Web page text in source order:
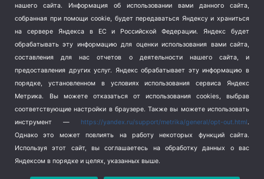
Школа и спорт (2)
Экология (8)
Экономика (1172)
Copyright © 2026
нашего сайта. Информация об использовании вами данного сайта,
собранная при помощи cookie, будет передаваться Яндексу и храниться
на сервере Яндекса в ЕС и Российской Федерации. Яндекс будет
обрабатывать эту информацию для оценки использования вами сайта,
составления для нас отчетов о деятельности нашего сайта, и
предоставления других услуг. Яндекс обрабатывает эту информацию в
порядке, установленном в условиях использования сервиса Яндекс
Метрика.
Вы можете отказаться от использования cookies, выбрав
соответствующие настройки в браузере. Также вы можете использовать
инструмент — https://yandex.ru/support/metrika/general/opt-out.html.
Однако это может повлиять на работу некоторых функций сайта.
Используя этот сайт, вы соглашаетесь на обработку данных о вас
Яндексом в порядке и целях, указанных выше.